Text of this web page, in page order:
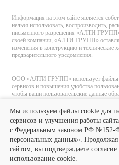
Информация на этом сайте является
нельзя использовать, воспроизводить,
письменного разрешения «АЛТИ
своей компании, «АЛТИ ГРУПП»
изменения в конструкцию и технические
предварительного уведомления.
ООО «АЛТИ ГРУПП» использует файлы
сервисов и повышения удобства
чтобы ваши пользовательские данные
их использование в своём браузере.
Мы используем файлы cookie для
сервисов и улучшения работы
с Федеральным законом РФ №152-
персональных данных». Продолжая
сайтом, вы подтверждаете согласие
использование cookie.
Главная Каталог